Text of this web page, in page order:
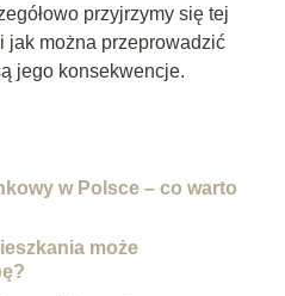
przyjrzymy się tej
jak można przeprowadzić
jego konsekwencje.
w Polsce – co warto
może